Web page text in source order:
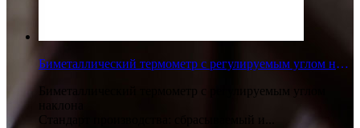
Биметаллический термометр с регулируемым углом наклона
Биметаллический термометр с регулируемым углом
наклона
Стандарт производства: сбрасываемый и...